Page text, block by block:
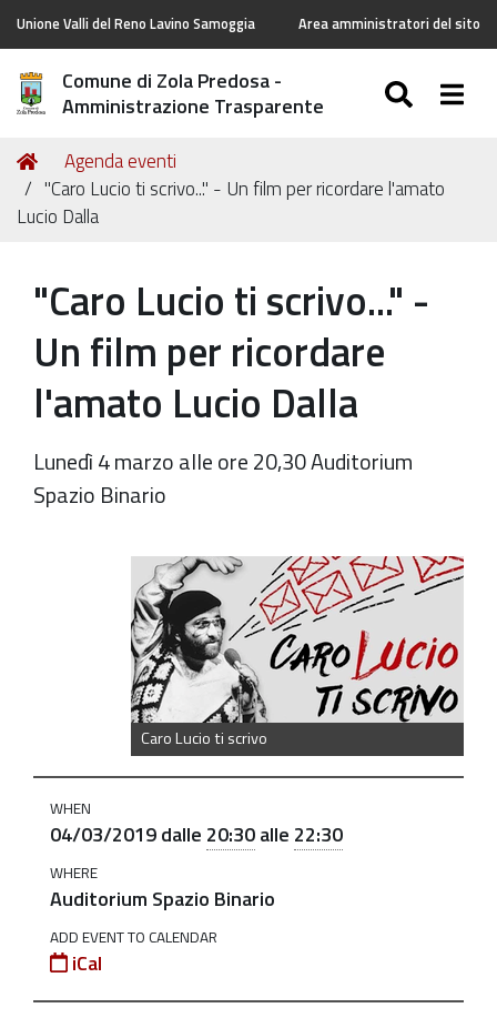
Unione Valli del Reno Lavino Samoggia Area amministratori del sito
Comune di Zola Predosa -
Amministrazione Trasparente
Tu
sei
qui:
Home
Agenda eventi
"Caro Lucio ti scrivo..." - Un film per ricordare l'amato
Lucio Dalla
"Caro Lucio ti scrivo..." -
Un film per ricordare
l'amato Lucio Dalla
Lunedì 4 marzo alle ore 20,30 Auditorium
Spazio Binario
Caro Lucio ti scrivo
https://old.comune.zolapredosa.bo.it/events/caro-
ricordare-
lamato-
lucio-
dalla
"Caro
Lucio
scrivo..."
WHEN
04/03/2019dalle 20:30alle 22:30
WHERE
Auditorium Spazio Binario
ADD EVENT TO CALENDAR
iCal